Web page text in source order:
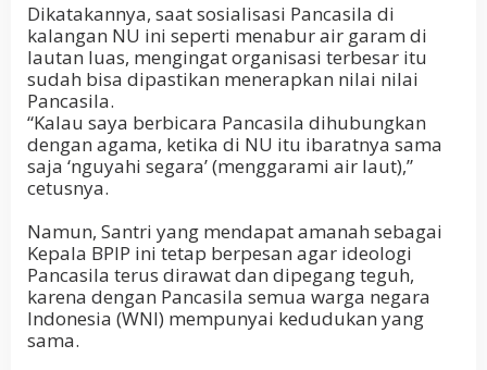
Dikatakannya, saat sosialisasi Pancasila di
kalangan NU ini seperti menabur air garam di
lautan luas, mengingat organisasi terbesar itu
sudah bisa dipastikan menerapkan nilai nilai
Pancasila.
“Kalau saya berbicara Pancasila dihubungkan
dengan agama, ketika di NU itu ibaratnya sama
saja ‘nguyahi segara’ (menggarami air laut),”
cetusnya.
Namun, Santri yang mendapat amanah sebagai
Kepala BPIP ini tetap berpesan agar ideologi
Pancasila terus dirawat dan dipegang teguh,
karena dengan Pancasila semua warga negara
Indonesia (WNI) mempunyai kedudukan yang
sama.